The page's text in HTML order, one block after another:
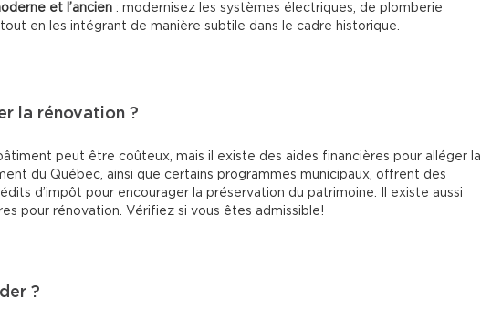
et l’ancien : modernisez les systèmes électriques, de plomberie
en les intégrant de manière subtile dans le cadre historique.
la rénovation ?
peut être coûteux, mais il existe des aides financières pour alléger la
du Québec, ainsi que certains programmes municipaux, offrent des
d’impôt pour encourager la préservation du patrimoine. Il existe aussi
pour rénovation. Vérifiez si vous êtes admissible!
?